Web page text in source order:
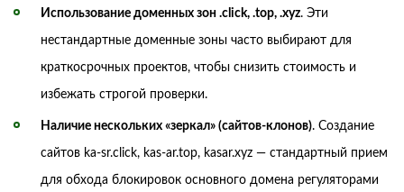
Использование доменных зон .click, .top, .xyz. Эти
нестандартные доменные зоны часто выбирают для
краткосрочных проектов, чтобы снизить стоимость и
избежать строгой проверки.
Наличие нескольких «зеркал» (сайтов-клонов). Создание
сайтов ka-sr.click, kas-ar.top, kasar.xyz — стандартный прием
для обхода блокировок основного домена регуляторами